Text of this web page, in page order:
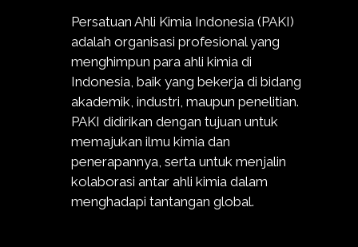
Persatuan Ahli Kimia Indonesia (PAKI)
adalah organisasi profesional yang
menghimpun para ahli kimia di
Indonesia, baik yang bekerja di bidang
akademik, industri, maupun penelitian.
PAKI didirikan dengan tujuan untuk
memajukan ilmu kimia dan
penerapannya, serta untuk menjalin
kolaborasi antar ahli kimia dalam
menghadapi tantangan global.